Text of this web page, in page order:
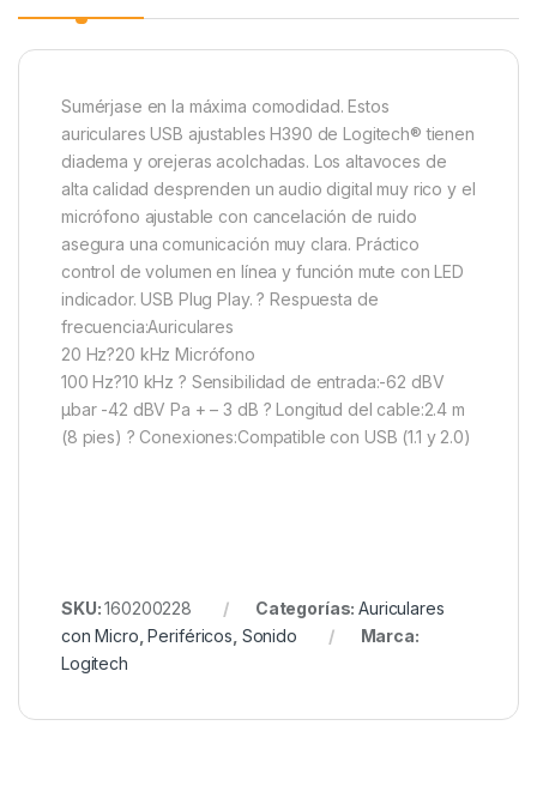
Sumérjase en la máxima comodidad. Estos
auriculares USB ajustables H390 de Logitech® tienen
diadema y orejeras acolchadas. Los altavoces de
alta calidad desprenden un audio digital muy rico y el
micrófono ajustable con cancelación de ruido
asegura una comunicación muy clara. Práctico
control de volumen en línea y función mute con LED
indicador. USB Plug Play. ? Respuesta de
frecuencia:Auriculares
20 Hz?20 kHz Micrófono
100 Hz?10 kHz ? Sensibilidad de entrada:-62 dBV
µbar -42 dBV Pa + – 3 dB ? Longitud del cable:2.4 m
(8 pies) ? Conexiones:Compatible con USB (1.1 y 2.0)
SKU:160200228 Categorías:Auriculares
con Micro ,Periféricos Sonido
Marca:
Logitech